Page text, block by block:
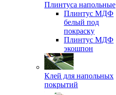
Плинтуса напольные
Плинтус МДФ
белый под
покраску
Плинтус МДФ
экошпон
Клей для напольных
покрытий